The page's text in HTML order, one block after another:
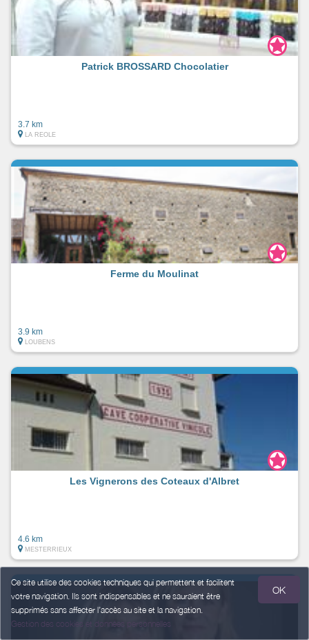
Ce site utilise des cookies techniques qui permettent et facilitent
votre navigation. Ils sont indispensables et ne sauraient être
supprimés sans affecter l’accès au site et la navigation.
Gestion des cookies et données personnelles
OK
Patrick BROSSARD Chocolatier
3.7 km
LA REOLE
Ferme du Moulinat
3.9 km
LOUBENS
Les Vignerons des Coteaux d'Albret
4.6 km
MESTERRIEUX